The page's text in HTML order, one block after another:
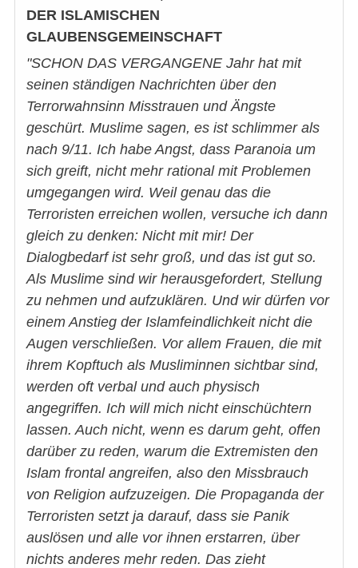
DER ISLAMISCHEN
GLAUBENSGEMEINSCHAFT
"SCHON DAS VERGANGENE Jahr hat mit
seinen ständigen Nachrichten über den
Terrorwahnsinn Misstrauen und Ängste
geschürt. Muslime sagen, es ist schlimmer als
nach 9/11. Ich habe Angst, dass Paranoia um
sich greift, nicht mehr rational mit Problemen
umgegangen wird. Weil genau das die
Terroristen erreichen wollen, versuche ich dann
gleich zu denken: Nicht mit mir! Der
Dialogbedarf ist sehr groß, und das ist gut so.
Als Muslime sind wir herausgefordert, Stellung
zu nehmen und aufzuklären. Und wir dürfen vor
einem Anstieg der Islamfeindlichkeit nicht die
Augen verschließen. Vor allem Frauen, die mit
ihrem Kopftuch als Musliminnen sichtbar sind,
werden oft verbal und auch physisch
angegriffen. Ich will mich nicht einschüchtern
lassen. Auch nicht, wenn es darum geht, offen
darüber zu reden, warum die Extremisten den
Islam frontal angreifen, also den Missbrauch
von Religion aufzuzeigen. Die Propaganda der
Terroristen setzt ja darauf, dass sie Panik
auslösen und alle vor ihnen erstarren, über
nichts anderes mehr reden. Das zieht